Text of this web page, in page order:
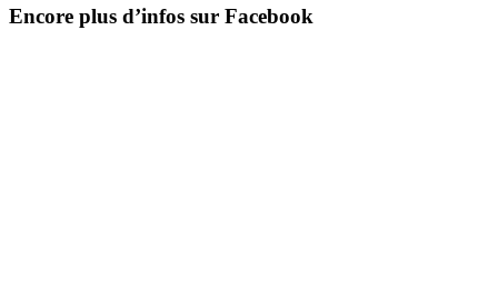
Encore plus d’infos sur Facebook